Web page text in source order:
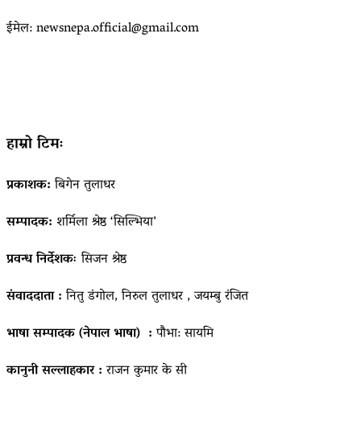
ईमेल: newsnepa.official@gmail.com
हाम्रो टिमः
प्रकाशक:बिगेन तुलाधर
सम्पादक: शर्मिला श्रेष्ठ ‘सिल्भिया’
प्रवन्ध निर्देशकःसिजन श्रेष्ठ
संवाददाता :नितु डंगोल, निरुल तुलाधर , जयम्बु रंजित
भाषा सम्पादक (नेपाल भाषा) :पौभा: सायमि
कानुनी सल्लाहकार :राजन कुमार के सी